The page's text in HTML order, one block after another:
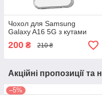
Чохол для Samsung
Galaxy A16 5G з кутами
200 ₴ 210 ₴
Акційні пропозиції та
–5%